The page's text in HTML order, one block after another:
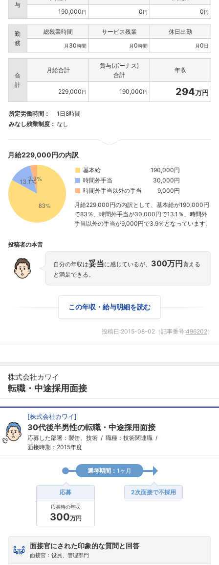
与
190,000円 0円 0円
勤
務
総残業時間 サービス残業 休日出勤
月 30時間 月0時間 月0日
合
計
月給合計
賞与(ボーナス)
合計
年収
229,000円 190,000円 294万円
所定労働時間：
1日8時間
みなし残業制度： なし
月給229,000円の内訳
基本給
190,000円
時間外手当
30,000円
時間外手当以外の手当
9,000円
月給229,000円の内訳として、基本給が190,000円
で83％、時間外手当が30,000円で13.1％、時間外
手当以外の手当が9,000円で3.9％となっています。
投稿者の本音
自分の年収は妥当に感じているが、 300万円 貰える
と満足できる。
この年収・給与明細を読む
投稿日:2015-08-02 （記事番号:496202）
株式会社カワイ
転職・中途採用面接
[株式会社カワイ]
30代後半男性の転職・中途採用面接
応募した部署：製缶、技術
職種：技術関連職
面接時期：2015年度
選考期間： 1ヶ月
応募
応募時の年収
300万円
2次面接で不採用
面接官にされた印象的な質問と回答
面接官：役員、管理部門